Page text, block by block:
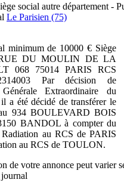
social autre département -
Le Parisien (75)
minimum de 10000 € Siège
DU MOULIN DE LA
068 75014 PARIS RCS
Par décision de
Extraordinaire du
a été décidé de transférer le
934 BOULEVARD BOIS
BANDOL à compter du
au RCS de PARIS
au RCS de TOULON.
de votre annonce peut varier